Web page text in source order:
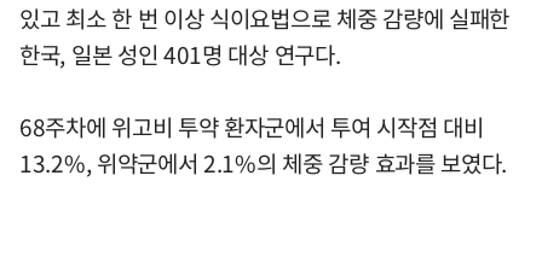
있고 최소 한 번 이상 식이요법으로 체중 감량에 실패한
한국, 일본 성인 401명 대상 연구다.
68주차에 위고비 투약 환자군에서 투여 시작점 대비
13.2%, 위약군에서 2.1%의 체중 감량 효과를 보였다.